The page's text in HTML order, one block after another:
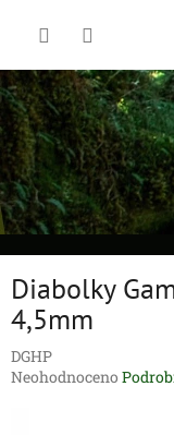
Diabolky
4,5mm
DGHP
Průměrné
Neohodnoceno